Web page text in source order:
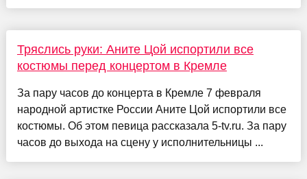
Тряслись руки: Аните Цой испортили все
костюмы перед концертом в Кремле
За пару часов до концерта в Кремле 7 февраля
народной артистке России Аните Цой испортили все
костюмы. Об этом певица рассказала 5-tv.ru. За пару
часов до выхода на сцену у исполнительницы ...